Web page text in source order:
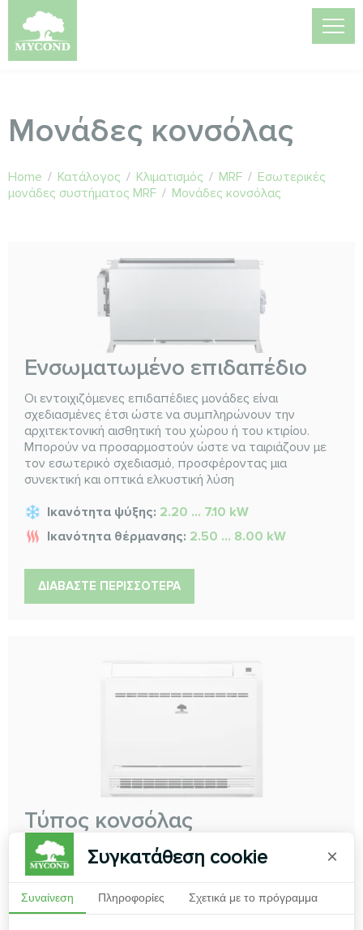
Μονάδες κονσόλας
Home / Κατάλογος / Κλιματισμός / MRF / Εσωτερικές
μονάδες συστήματος MRF / Μονάδες κονσόλας
Ενσωματωμένο επιδαπέδιο
Οι εντοιχιζόμενες επιδαπέδιες μονάδες είναι
σχεδιασμένες έτσι ώστε να συμπληρώνουν την
αρχιτεκτονική αισθητική του χώρου ή του κτιρίου.
Μπορούν να προσαρμοστούν ώστε να ταιριάζουν με
τον εσωτερικό σχεδιασμό, προσφέροντας μια
συνεκτική και οπτικά ελκυστική λύση
Ικανότητα ψύξης: 2.20 ... 7.10 kW
Ικανότητα θέρμανσης: 2.50 ... 8.00 kW
ΔΙΑΒΆΣΤΕ ΠΕΡΙΣΣΌΤΕΡΑ
Τύπος κονσόλας
Βυθιστείτε στην ατμόσφαιρα μέγιστης άνεσης με τη
μονάδα κονσόλας μας, που διακρίνεται για τις διπλές
Ικανότητα ψύξης:
Συγκατάθεση cookie ×
Συναίνεση Πληροφορίες Σχετικά με το πρόγραμμα